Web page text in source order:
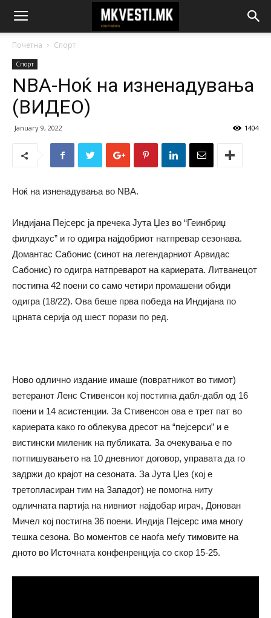
Почетна Спорт
Спорт
NBA-Ноќ на изненадувања
(ВИДЕО)
January 9, 2022 1404
Ноќ на изненадувања во NBA.
Индијана Пејсерс ја пречека Јута Џез во “Геинбриџ
филдхаус” и го одигра најдобриот натпревар сезонава.
Домантас Сабонис (синот на легендарниот Арвидас
Сабонис) го одигра натпреварот на кариерата. Литванецот
постигна 42 поени со само четири промашени обиди
одигра (18/22). Ова беше прва победа на Индијана по
црната серија од шест порази по ред.
Ново одлично издание имаше (повратникот во тимот)
ветеранот Ленс Стивенсон кој постигна дабл-дабл од 16
поени и 14 асистенции. За Стивенсон ова е трет пат во
кариерата како го облекува дресот на “пејсерси” и е
вистински миленик на публиката. За очекувања е по
потпишувањето на 10 дневниот договор, управата да го
задржи до крајот на сезоната. За Јута Џез (кој е
третопласиран тим на Западот) не помогна ниту
одличната партија на нивниот најдобар играч, Донован
Мичел кој постигна 36 поени. Индија Пејсерс има многу
тешка сезона. Во моментов се наоѓа меѓу тимовите на
дното во Источната конфенренција со скор 15-25.